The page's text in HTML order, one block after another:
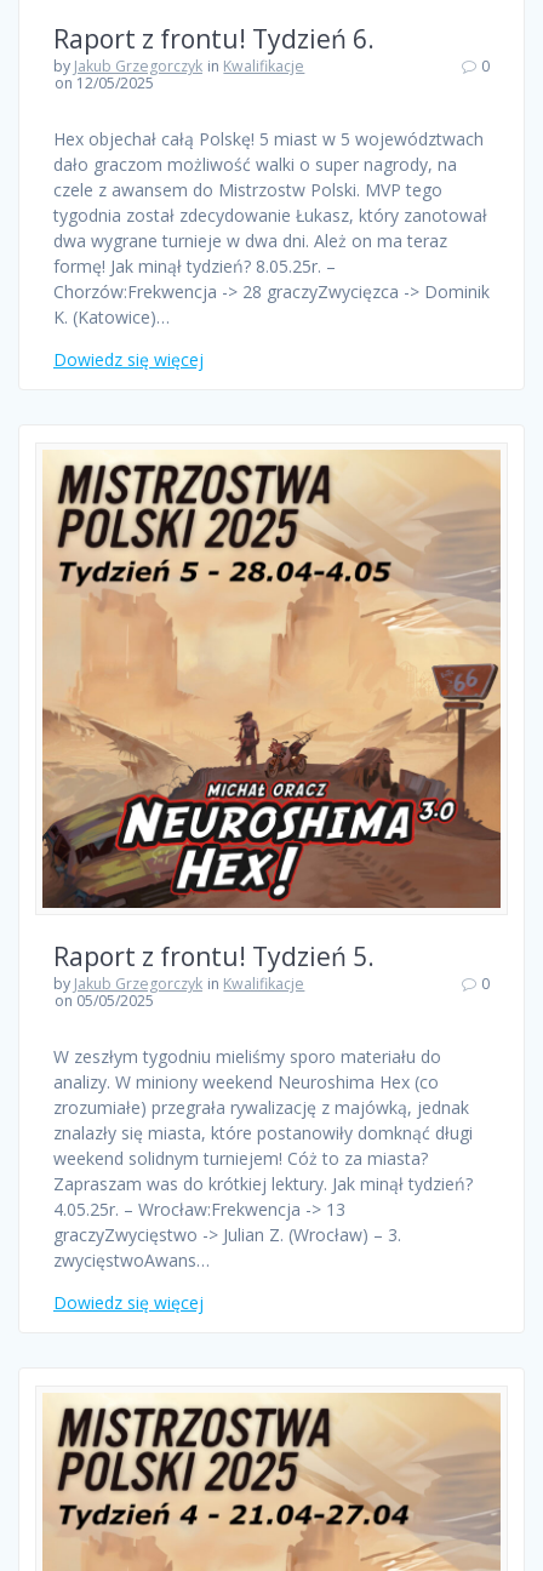
Raport z frontu! Tydzień 6.
by Jakub Grzegorczyk in Kwalifikacje
on 12/05/2025
0
Hex objechał całą Polskę! 5 miast w 5 województwach
dało graczom możliwość walki o super nagrody, na
czele z awansem do Mistrzostw Polski. MVP tego
tygodnia został zdecydowanie Łukasz, który zanotował
dwa wygrane turnieje w dwa dni. Ależ on ma teraz
formę! Jak minął tydzień? 8.05.25r. –
Chorzów:Frekwencja -> 28 graczyZwycięzca -> Dominik
K. (Katowice)…
Dowiedz się więcej
Raport z frontu! Tydzień 5.
by Jakub Grzegorczyk in Kwalifikacje
on 05/05/2025
0
W zeszłym tygodniu mieliśmy sporo materiału do
analizy. W miniony weekend Neuroshima Hex (co
zrozumiałe) przegrała rywalizację z majówką, jednak
znalazły się miasta, które postanowiły domknąć długi
weekend solidnym turniejem! Cóż to za miasta?
Zapraszam was do krótkiej lektury. Jak minął tydzień?
4.05.25r. – Wrocław:Frekwencja -> 13
graczyZwycięstwo -> Julian Z. (Wrocław) – 3.
zwycięstwoAwans…
Dowiedz się więcej